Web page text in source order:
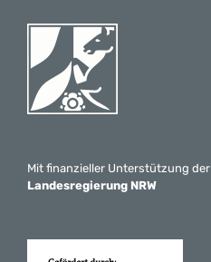
Mit finanzieller Unterstützung der
Landesregierung NRW